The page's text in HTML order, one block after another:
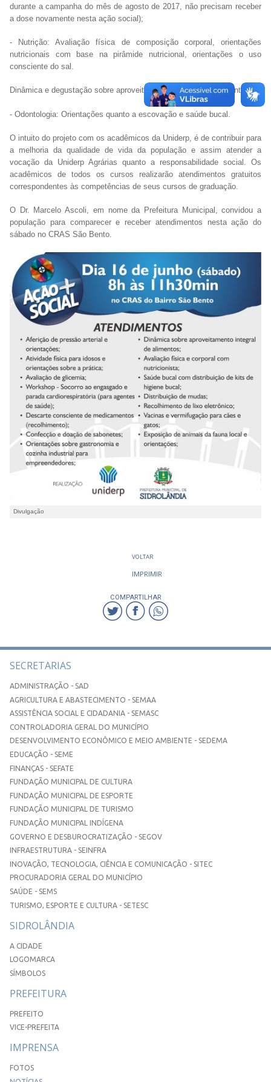
durante a campanha do mês de agosto de 2017, não precisam receber
a dose novamente nesta ação social);
- Nutrição: Avaliação física de composição corporal, orientações
nutricionais com base na pirâmide nutricional, orientações o uso
consciente do sal.
Dinâmica e degustação sobre aproveitamento integral dos alimentos;
- Odontologia: Orientações quanto a escovação e saúde bucal.
O intuito do projeto com os acadêmicos da Uniderp, é de contribuir para
a melhoria da qualidade de vida da população e assim atender a
vocação da Uniderp Agrárias quanto a responsabilidade social. Os
acadêmicos de todos os cursos realizarão atendimentos gratuitos
correspondentes às competências de seus cursos de graduação.
O Dr. Marcelo Ascoli, em nome da Prefeitura Municipal, convidou a
população para comparecer e receber atendimentos nesta ação do
sábado no CRAS São Bento.
Divulgação
VOLTAR
IMPRIMIR
COMPARTILHAR
SECRETARIAS
ADMINISTRAÇÃO - SAD
AGRICULTURA E ABASTECIMENTO - SEMAA
ASSISTÊNCIA SOCIAL E CIDADANIA - SEMASC
CONTROLADORIA GERAL DO MUNICÍPIO
DESENVOLVIMENTO ECONÔMICO E MEIO AMBIENTE - SEDEMA
EDUCAÇÃO - SEME
FINANÇAS - SEFATE
FUNDAÇÃO MUNICIPAL DE CULTURA
FUNDAÇÃO MUNICIPAL DE ESPORTE
FUNDAÇÃO MUNICIPAL DE TURISMO
FUNDAÇÃO MUNICIPAL INDÍGENA
GOVERNO E DESBUROCRATIZAÇÃO - SEGOV
INFRAESTRUTURA - SEINFRA
INOVAÇÃO, TECNOLOGIA, CIÊNCIA E COMUNICAÇÃO - SITEC
PROCURADORIA GERAL DO MUNICÍPIO
SAÚDE - SEMS
TURISMO, ESPORTE E CULTURA - SETESC
SIDROLÂNDIA
A CIDADE
LOGOMARCA
SÍMBOLOS
PREFEITURA
PREFEITO
VICE-PREFEITA
IMPRENSA
FOTOS